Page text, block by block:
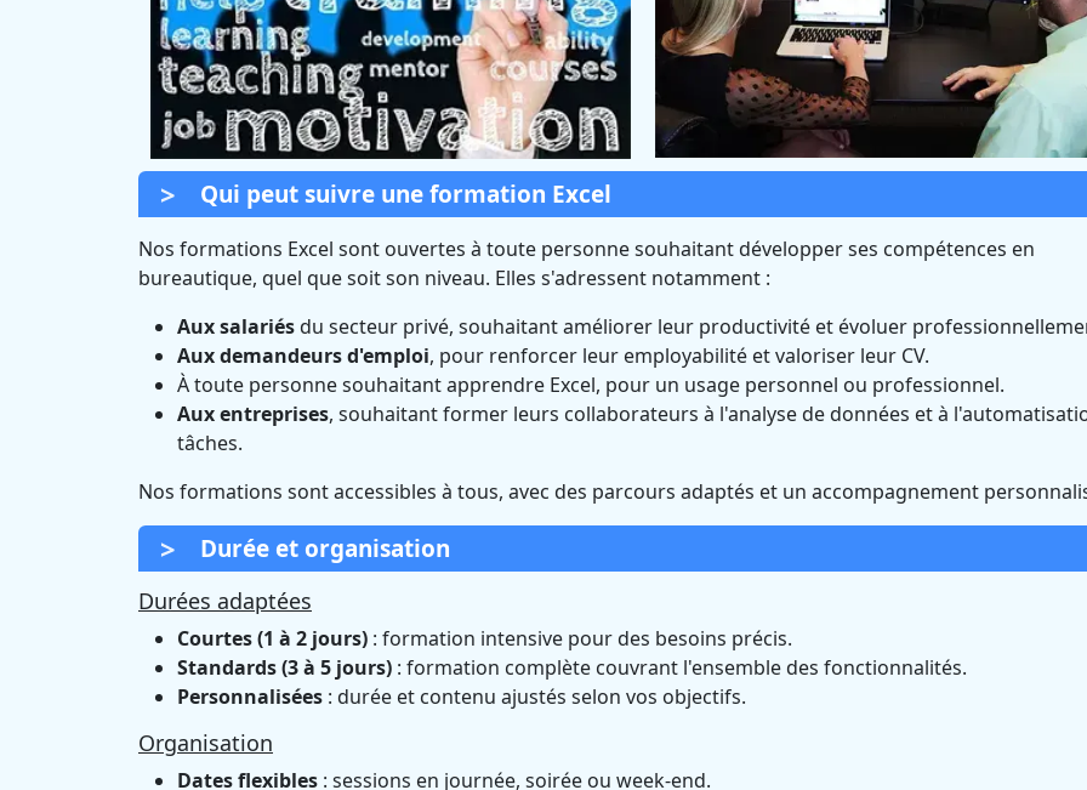
Qui peut suivre une formation Excel
Nos formations Excel sont ouvertes à toute personne souhaitant développer ses compétences en
bureautique, quel que soit son niveau. Elles s'adressent notamment :
Aux salariésdu secteur privé, souhaitant améliorer leur productivité et évoluer
Aux demandeurs d'emploi, pour renforcer leur employabilité et valoriser leur CV.
À toute personne souhaitant apprendre Excel, pour un usage personnel ou professionnel.
Aux entreprises, souhaitant former leurs collaborateurs à l'analyse de données et à
tâches.
Nos formations sont accessibles à tous, avec des parcours adaptés et un accompagnement
Durée et organisation
Durées adaptées
Courtes (1 à 2 jours) : formation intensive pour des besoins précis.
Standards (3 à 5 jours) : formation complète couvrant l'ensemble des fonctionnalités.
Personnalisées : durée et contenu ajustés selon vos objectifs.
Organisation
Dates flexibles : sessions en journée, soirée ou week-end.